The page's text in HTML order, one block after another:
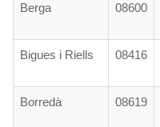
Berga 08600
Bigues i Riells 08416
Borredà 08619